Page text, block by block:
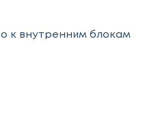
к внутренним блокам